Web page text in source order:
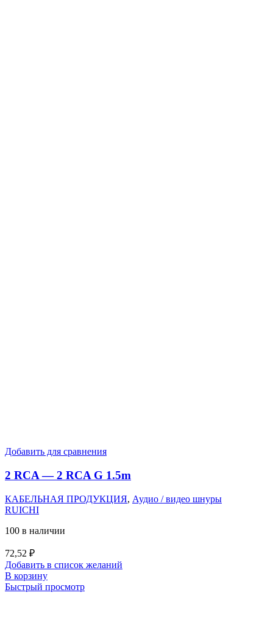
Добавить для сравнения
2 RCA — 2 RCA G 1.5m
КАБЕЛЬНАЯ ПРОДУКЦИЯ, Аудио / видео шнуры
RUICHI
100 в наличии
72,52 ₽
Добавить в список желаний
В корзину
Быстрый просмотр